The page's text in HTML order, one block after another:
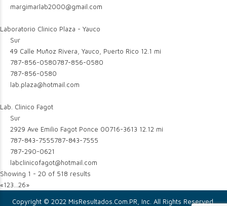
margimarlab2000@gmail.com
Laboratorio Clinico Plaza - Yauco
Sur
49 Calle Muñoz Rivera, Yauco, Puerto Rico 12.1 mi
787-856-0580787-856-0580
787-856-0580
lab.plaza@hotmail.com
Lab. Clinico Fagot
Sur
2929 Ave Emilio Fagot Ponce 00716-3613 12.12 mi
787-843-7555787-843-7555
787-290-0621
labclinicofagot@hotmail.com
Showing 1 - 20 of 518 results
«123 26»
Copyright © 2022 MisResultados.Com.PR, Inc. All Rights Reserved.